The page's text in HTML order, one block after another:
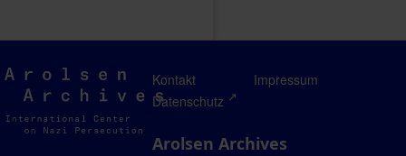
Arolsen
Archives
Kontakt
Impressum
Datenschutz
Arolsen Archives